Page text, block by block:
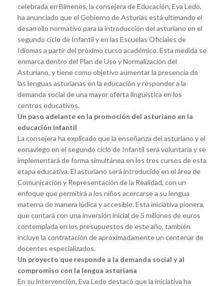
celebrada en Bimenes, la consejera de Educación, Eva Ledo,
ha anunciado que el Gobierno de Asturias está ultimando el
desarrollo normativo para la introducción del asturiano en el
segundo ciclo de Infantil y en las Escuelas Oficiales de
Idiomas a partir del próximo curso académico. Esta medida se
enmarca dentro del Plan de Uso y Normalización del
Asturiano, y tiene como objetivo aumentar la presencia de
las lenguas asturianas en la educación y responder a la
demanda social de una mayor oferta lingüística en los
centros educativos.
Un paso adelante en la promoción del asturiano en la
educación infantil
La consejera ha explicado que la enseñanza del asturiano y el
eonaviego en el segundo ciclo de Infantil será voluntaria y se
implementará de forma simultánea en los tres cursos de esta
etapa educativa. El asturiano será introducido en el área de
Comunicación y Representación de la Realidad, con un
enfoque que permitirá a los niños acercarse a su lengua
materna de manera lúdica y accesible. Esta iniciativa pionera,
que contará con una inversión inicial de 5 millones de euros
contemplada en los presupuestos de este año, también
incluye la contratación de aproximadamente un centenar de
docentes especializados.
Un proyecto que responde a la demanda social y al
compromiso con la lengua asturiana
En su intervención, Eva Ledo destacó que la iniciativa ha